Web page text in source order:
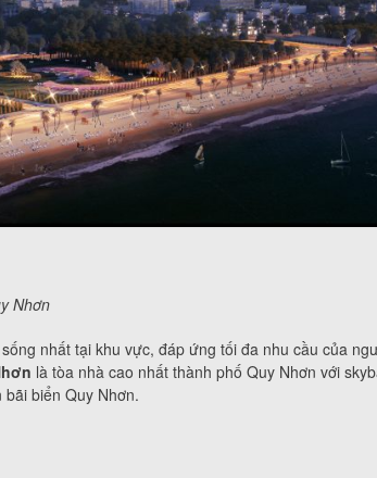
Nhơn
nhất tại khu vực, đáp ứng tối đa nhu cầu của
là tòa nhà cao nhất thành phố Quy Nhơn với
biển Quy Nhơn.